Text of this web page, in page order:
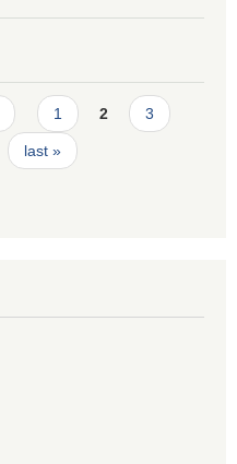
1 2 3
last »